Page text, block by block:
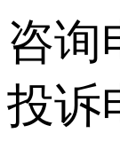
咨询
投诉